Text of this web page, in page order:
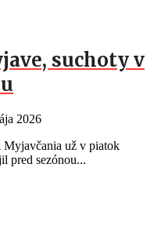
suchoty v
2026
už v piatok
pred sezónou...